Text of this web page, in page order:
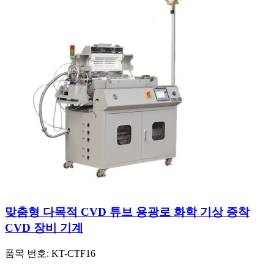
맞춤형 다목적 CVD 튜브 용광로 화학 기상 증착
CVD 장비 기계
품목 번호: KT-CTF16